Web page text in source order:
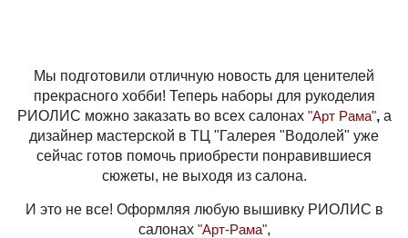
Мы подготовили отличную новость для ценителей
прекрасного хобби! Теперь наборы для рукоделия
РИОЛИС можно заказать во всех салонах "Арт Рама",а
дизайнер мастерской в ТЦ "Галерея "Водолей" уже
сейчас готов помочь приобрести понравившиеся
сюжеты, не выходя из салона.
И это не все! Оформляя любую вышивку РИОЛИС в
салонах "Арт-Рама",